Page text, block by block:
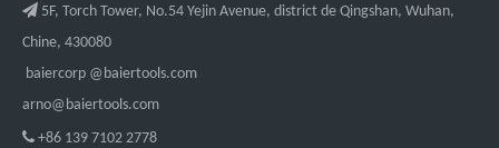
 5F, Torch Tower, No.54 Yejin Avenue, district de Qingshan, Wuhan,
Chine, 430080
baiercorp @baiertools.com
arno@baiertools.com
 +86 139 7102 2778